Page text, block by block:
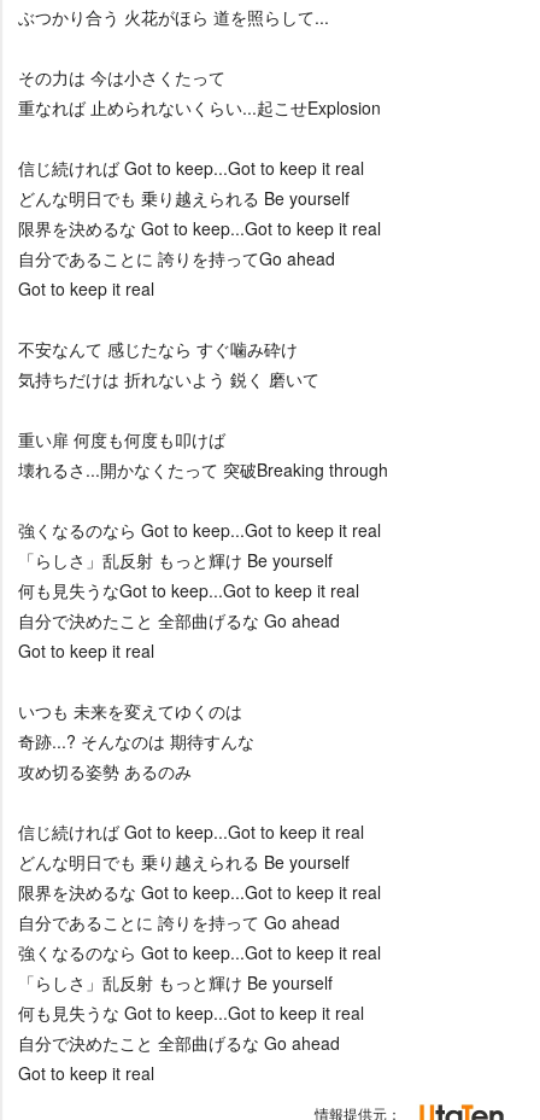
ぶつかり合う 火花がほら 道を照らして...
その力は 今は小さくたって
重なれば 止められないくらい...起こせExplosion
信じ続ければ Got to keep...Got to keep it real
どんな明日でも 乗り越えられる Be yourself
限界を決めるな Got to keep...Got to keep it real
自分であることに 誇りを持ってGo ahead
Got to keep it real
不安なんて 感じたなら すぐ噛み砕け
気持ちだけは 折れないよう 鋭く 磨いて
重い扉 何度も何度も叩けば
壊れるさ...開かなくたって 突破Breaking through
強くなるのなら Got to keep...Got to keep it real
「らしさ」乱反射 もっと輝け Be yourself
何も見失うなGot to keep...Got to keep it real
自分で決めたこと 全部曲げるな Go ahead
Got to keep it real
いつも 未来を変えてゆくのは
奇跡...? そんなのは 期待すんな
攻め切る姿勢 あるのみ
信じ続ければ Got to keep...Got to keep it real
どんな明日でも 乗り越えられる Be yourself
限界を決めるな Got to keep...Got to keep it real
自分であることに 誇りを持って Go ahead
強くなるのなら Got to keep...Got to keep it real
「らしさ」乱反射 もっと輝け Be yourself
何も見失うな Got to keep...Got to keep it real
自分で決めたこと 全部曲げるな Go ahead
Got to keep it real
情報提供元：